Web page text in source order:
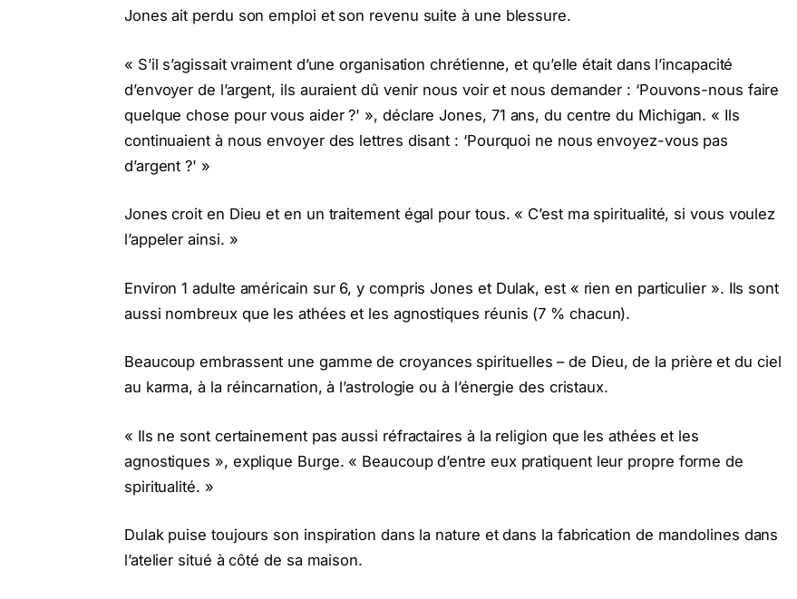
Jones ait perdu son emploi et son revenu suite à une blessure.
« S’il s’agissait vraiment d’une organisation chrétienne, et qu’elle était dans l’incapacité
d’envoyer de l’argent, ils auraient dû venir nous voir et nous demander : ‘Pouvons-nous faire
quelque chose pour vous aider ?' », déclare Jones, 71 ans, du centre du Michigan. « Ils
continuaient à nous envoyer des lettres disant : ‘Pourquoi ne nous envoyez-vous pas
d’argent ?' »
Jones croit en Dieu et en un traitement égal pour tous. « C’est ma spiritualité, si vous voulez
l’appeler ainsi. »
Environ 1 adulte américain sur 6, y compris Jones et Dulak, est « rien en particulier ». Ils sont
aussi nombreux que les athées et les agnostiques réunis (7 % chacun).
Beaucoup embrassent une gamme de croyances spirituelles – de Dieu, de la prière et du ciel
au karma, à la réincarnation, à l’astrologie ou à l’énergie des cristaux.
« Ils ne sont certainement pas aussi réfractaires à la religion que les athées et les
agnostiques », explique Burge. « Beaucoup d’entre eux pratiquent leur propre forme de
spiritualité. »
Dulak puise toujours son inspiration dans la nature et dans la fabrication de mandolines dans
l’atelier situé à côté de sa maison.